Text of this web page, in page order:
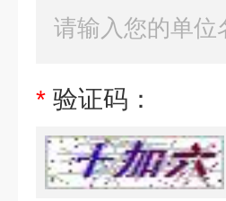
* 验证码：